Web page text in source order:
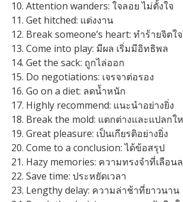
Attention wanders: ใจลอย ไม่ตั้งใจ
Get hitched: แต่งงาน
Break someone’s heart: ทำร้ายจิตใ
Come into play: มีผล เริ่มมีอิทธิพล
Get the sack: ถูกไล่ออก
Do negotiations: เจรจาต่อรอง
Go on a diet: ลดน้ำหนัก
Highly recommend: แนะนำอย่างยิ่ง
Break the mold: แตกต่างและแปลกใ
Great pleasure: เป็นเกียรติอย่างยิ่ง
Come to a conclusion: ได้ข้อสรุป
Hazy memories: ความทรงจำที่เลือน
Save time: ประหยัดเวลา
Lengthy delay: ความล่าช้าที่ยาวนาน